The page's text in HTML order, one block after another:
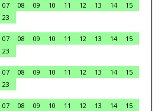
07 08 09 10 11 12 13 14
15
23
07 08 09 10 11 12 13 14
15
23
07 08 09 10 11 12 13 14
15
23
07 08 09 10 11 12 13 14 15